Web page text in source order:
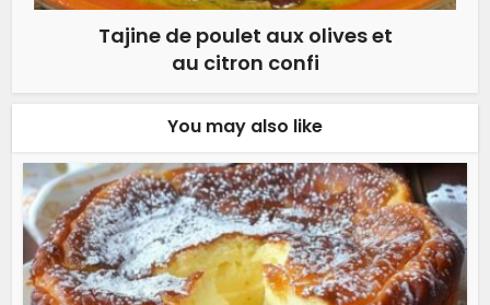
Tajine de poulet aux olives et
au citron confi
You may also like